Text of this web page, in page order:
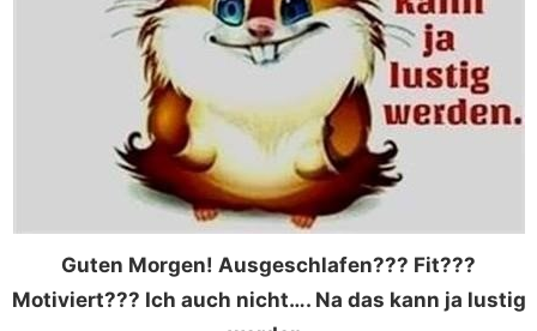
Guten Morgen! Ausgeschlafen??? Fit???
Motiviert??? Ich auch nicht…. Na das kann ja lustig